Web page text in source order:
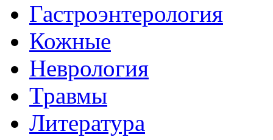
Гастроэнтерология
Кожные
Неврология
Травмы
Литература